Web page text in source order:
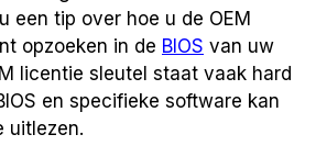
een tip over hoe u de OEM
opzoeken in de BIOS van uw
licentie sleutel staat vaak hard
en specifieke software kan
uitlezen.